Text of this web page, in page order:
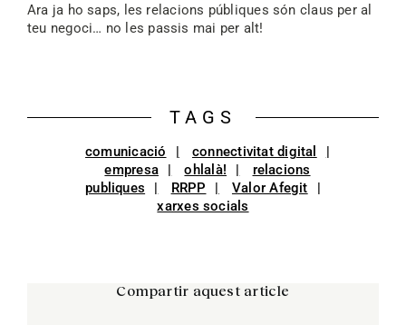
Ara ja ho saps, les relacions públiques són claus per al
teu negoci… no les passis mai per alt!
TAGS
comunicació
connectivitat digital
empresa
ohlalà!
relacions
publiques
RRPP
Valor Afegit
xarxes socials
Compartir aquest article